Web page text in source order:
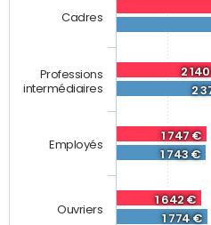
2
1 747 €
1 642 €
2
1 743 €
1 774 €
Cadres
Professions
intermédiaires
Employés
Ouvriers